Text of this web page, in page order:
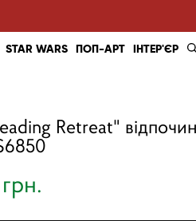
STAR WARS ПОП-АРТ ІНТЕР'ЄР
Retreat"